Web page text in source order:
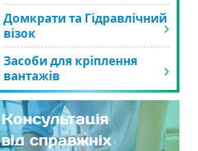
Домкрати та Гідравлічний
візок
Засоби для кріплення
вантажів
Консультація
від справжніх